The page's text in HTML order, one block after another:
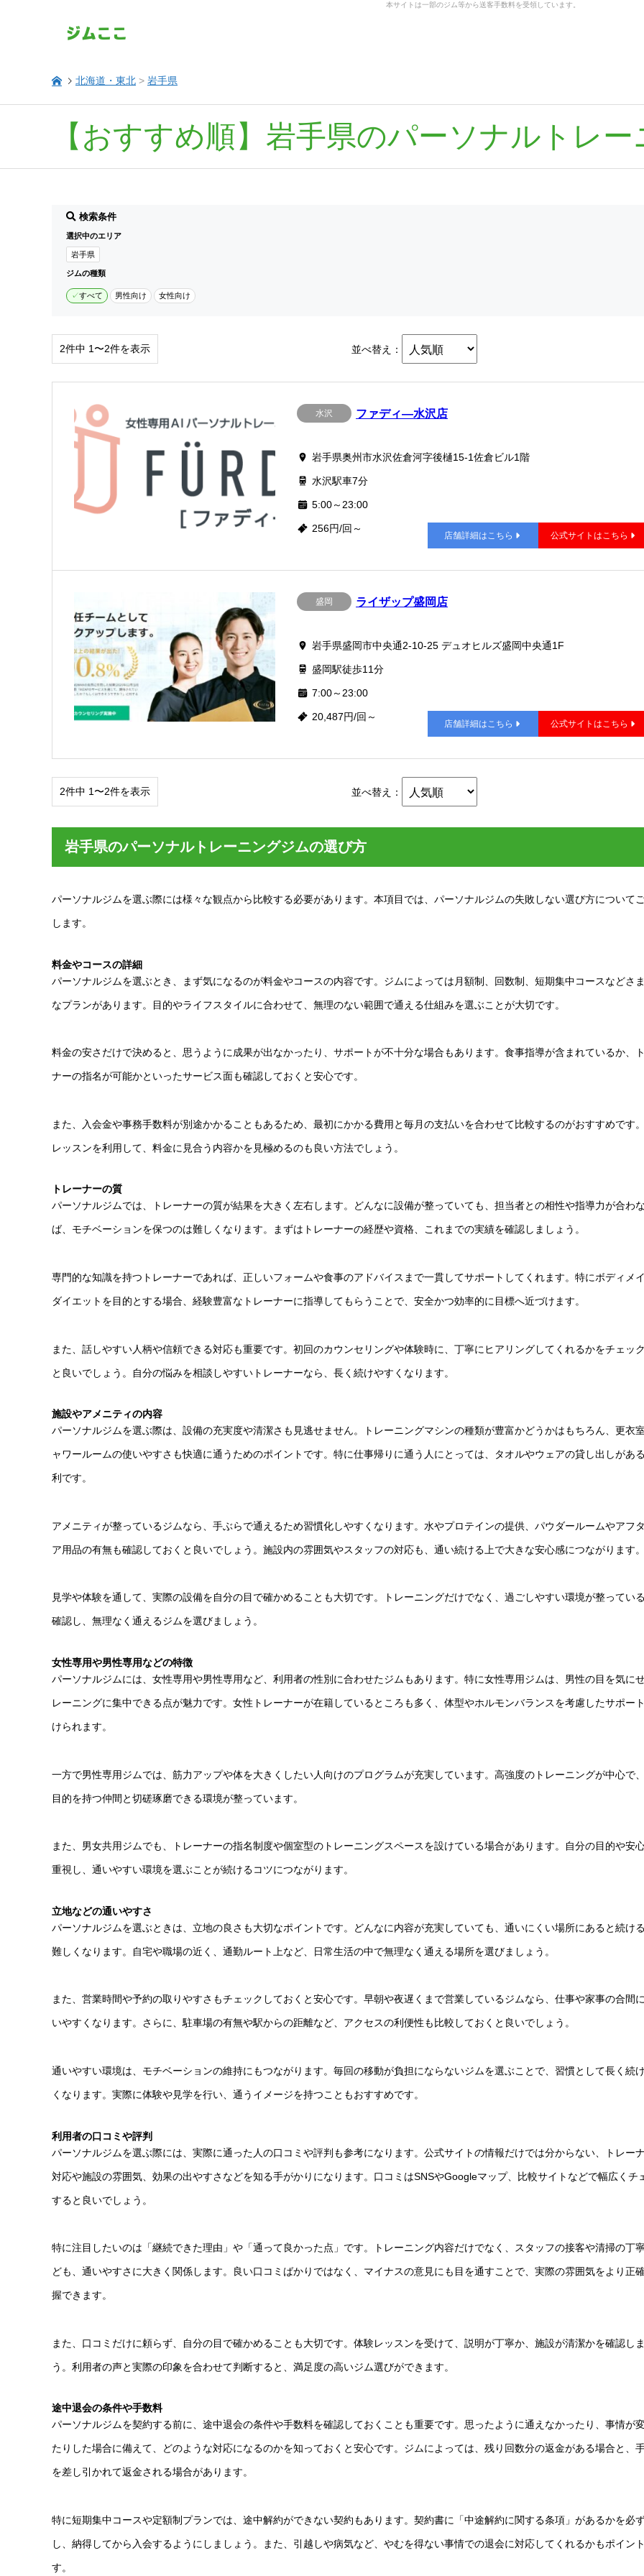
本サイトは一部のジム等から送客手数料を受領しています。
北海道・東北 > 岩手県
【おすすめ順】岩手県のパーソナルトレ
検索条件
選択中のエリア
岩手県
ジムの種類
すべて 男性向け 女性向け
2件中 1〜2件を表示 並べ替え：
水沢 ファディ―水沢店
岩手県奥州市水沢佐倉河字後樋15-1佐倉ビル1階
水沢駅車7分
5:00～23:00
256円/回～
店舗詳細はこちら 公式サイトはこちら
盛岡 ライザップ盛岡店
岩手県盛岡市中央通2-10-25 デュオヒルズ盛岡中央通1F
盛岡駅徒歩11分
7:00～23:00
20,487円/回～
店舗詳細はこちら 公式サイトはこちら
2件中 1〜2件を表示 並べ替え：
岩手県のパーソナルトレーニングジムの選び方
パーソナルジムを選ぶ際には様々な観点から比較する必要があります。本項目では、パーソナルジムの失敗しない選び方について
します。
料金やコースの詳細
パーソナルジムを選ぶとき、まず気になるのが料金やコースの内容です。ジムによっては月額制、回数制、短期集中コースなどさ
なプランがあります。目的やライフスタイルに合わせて、無理のない範囲で通える仕組みを選ぶことが大切です。
料金の安さだけで決めると、思うように成果が出なかったり、サポートが不十分な場合もあります。食事指導が含まれているか、
ナーの指名が可能かといったサービス面も確認しておくと安心です。
また、入会金や事務手数料が別途かかることもあるため、最初にかかる費用と毎月の支払いを合わせて比較するのがおすすめです
レッスンを利用して、料金に見合う内容かを見極めるのも良い方法でしょう。
トレーナーの質
パーソナルジムでは、トレーナーの質が結果を大きく左右します。どんなに設備が整っていても、担当者との相性や指導力が合わ
ば、モチベーションを保つのは難しくなります。まずはトレーナーの経歴や資格、これまでの実績を確認しましょう。
専門的な知識を持つトレーナーであれば、正しいフォームや食事のアドバイスまで一貫してサポートしてくれます。特にボディメ
ダイエットを目的とする場合、経験豊富なトレーナーに指導してもらうことで、安全かつ効率的に目標へ近づけます。
また、話しやすい人柄や信頼できる対応も重要です。初回のカウンセリングや体験時に、丁寧にヒアリングしてくれるかをチェッ
と良いでしょう。自分の悩みを相談しやすいトレーナーなら、長く続けやすくなります。
施設やアメニティの内容
パーソナルジムを選ぶ際は、設備の充実度や清潔さも見逃せません。トレーニングマシンの種類が豊富かどうかはもちろん、更衣
ャワールームの使いやすさも快適に通うためのポイントです。特に仕事帰りに通う人にとっては、タオルやウェアの貸し出しがあ
利です。
アメニティが整っているジムなら、手ぶらで通えるため習慣化しやすくなります。水やプロテインの提供、パウダールームやアフ
ア用品の有無も確認しておくと良いでしょう。施設内の雰囲気やスタッフの対応も、通い続ける上で大きな安心感につながります
見学や体験を通して、実際の設備を自分の目で確かめることも大切です。トレーニングだけでなく、過ごしやすい環境が整ってい
確認し、無理なく通えるジムを選びましょう。
女性専用や男性専用などの特徴
パーソナルジムには、女性専用や男性専用など、利用者の性別に合わせたジムもあります。特に女性専用ジムは、男性の目を気に
レーニングに集中できる点が魅力です。女性トレーナーが在籍しているところも多く、体型やホルモンバランスを考慮したサポー
けられます。
一方で男性専用ジムでは、筋力アップや体を大きくしたい人向けのプログラムが充実しています。高強度のトレーニングが中心で
目的を持つ仲間と切磋琢磨できる環境が整っています。
また、男女共用ジムでも、トレーナーの指名制度や個室型のトレーニングスペースを設けている場合があります。自分の目的や安
重視し、通いやすい環境を選ぶことが続けるコツにつながります。
立地などの通いやすさ
パーソナルジムを選ぶときは、立地の良さも大切なポイントです。どんなに内容が充実していても、通いにくい場所にあると続け
難しくなります。自宅や職場の近く、通勤ルート上など、日常生活の中で無理なく通える場所を選びましょう。
また、営業時間や予約の取りやすさもチェックしておくと安心です。早朝や夜遅くまで営業しているジムなら、仕事や家事の合間
いやすくなります。さらに、駐車場の有無や駅からの距離など、アクセスの利便性も比較しておくと良いでしょう。
通いやすい環境は、モチベーションの維持にもつながります。毎回の移動が負担にならないジムを選ぶことで、習慣として長く続
くなります。実際に体験や見学を行い、通うイメージを持つこともおすすめです。
利用者の口コミや評判
パーソナルジムを選ぶ際には、実際に通った人の口コミや評判も参考になります。公式サイトの情報だけでは分からない、トレー
対応や施設の雰囲気、効果の出やすさなどを知る手がかりになります。口コミはSNSやGoogleマップ、比較サイトなどで幅広くチ
すると良いでしょう。
特に注目したいのは「継続できた理由」や「通って良かった点」です。トレーニング内容だけでなく、スタッフの接客や清掃の丁
ども、通いやすさに大きく関係します。良い口コミばかりではなく、マイナスの意見にも目を通すことで、実際の雰囲気をより正
握できます。
また、口コミだけに頼らず、自分の目で確かめることも大切です。体験レッスンを受けて、説明が丁寧か、施設が清潔かを確認し
う。利用者の声と実際の印象を合わせて判断すると、満足度の高いジム選びができます。
途中退会の条件や手数料
パーソナルジムを契約する前に、途中退会の条件や手数料を確認しておくことも重要です。思ったように通えなかったり、事情が
たりした場合に備えて、どのような対応になるのかを知っておくと安心です。ジムによっては、残り回数分の返金がある場合と、
を差し引かれて返金される場合があります。
特に短期集中コースや定額制プランでは、途中解約ができない契約もあります。契約書に「中途解約に関する条項」があるかを必
し、納得してから入会するようにしましょう。また、引越しや病気など、やむを得ない事情での退会に対応してくれるかもポイン
す。